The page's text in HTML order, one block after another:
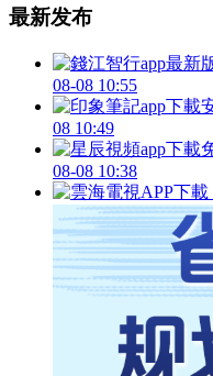
最新发布
08-08 10:55
08 10:49
08-08 10:38